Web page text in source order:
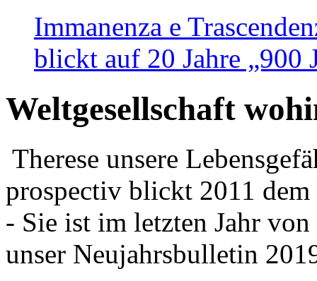
Immanenza e
blickt auf 20 Jahre „900
Weltgesellschaft
Therese unsere
prospectiv blickt 2011
- Sie ist im letzten Jahr
unser Neujahrsbulletin